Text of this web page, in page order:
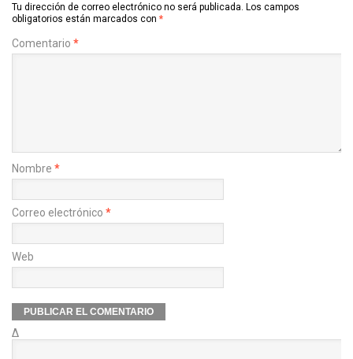
Tu dirección de correo electrónico no será publicada. Los campos
obligatorios están marcados con *
Comentario *
Nombre *
Correo electrónico *
Web
Δ